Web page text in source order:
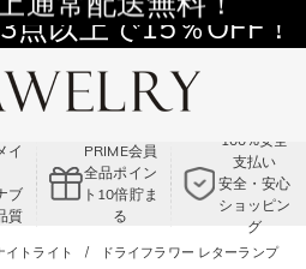
通常配送無料！
点以上で15％OFF！
ド:VS2
イ
ブ
質
PRIME会員
全品ポイン
ト10倍貯ま
る
100%安全
支払い
安全・安心
ショッピン
グ
イトライト ドライフラワー レターランプ